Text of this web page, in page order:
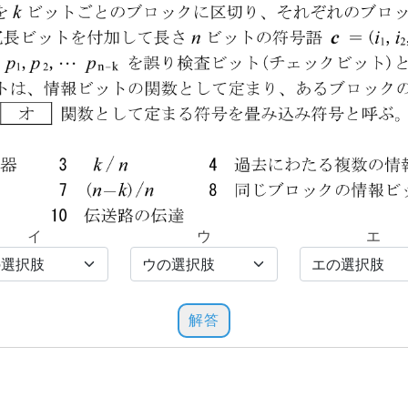
イ ウ エ
解答